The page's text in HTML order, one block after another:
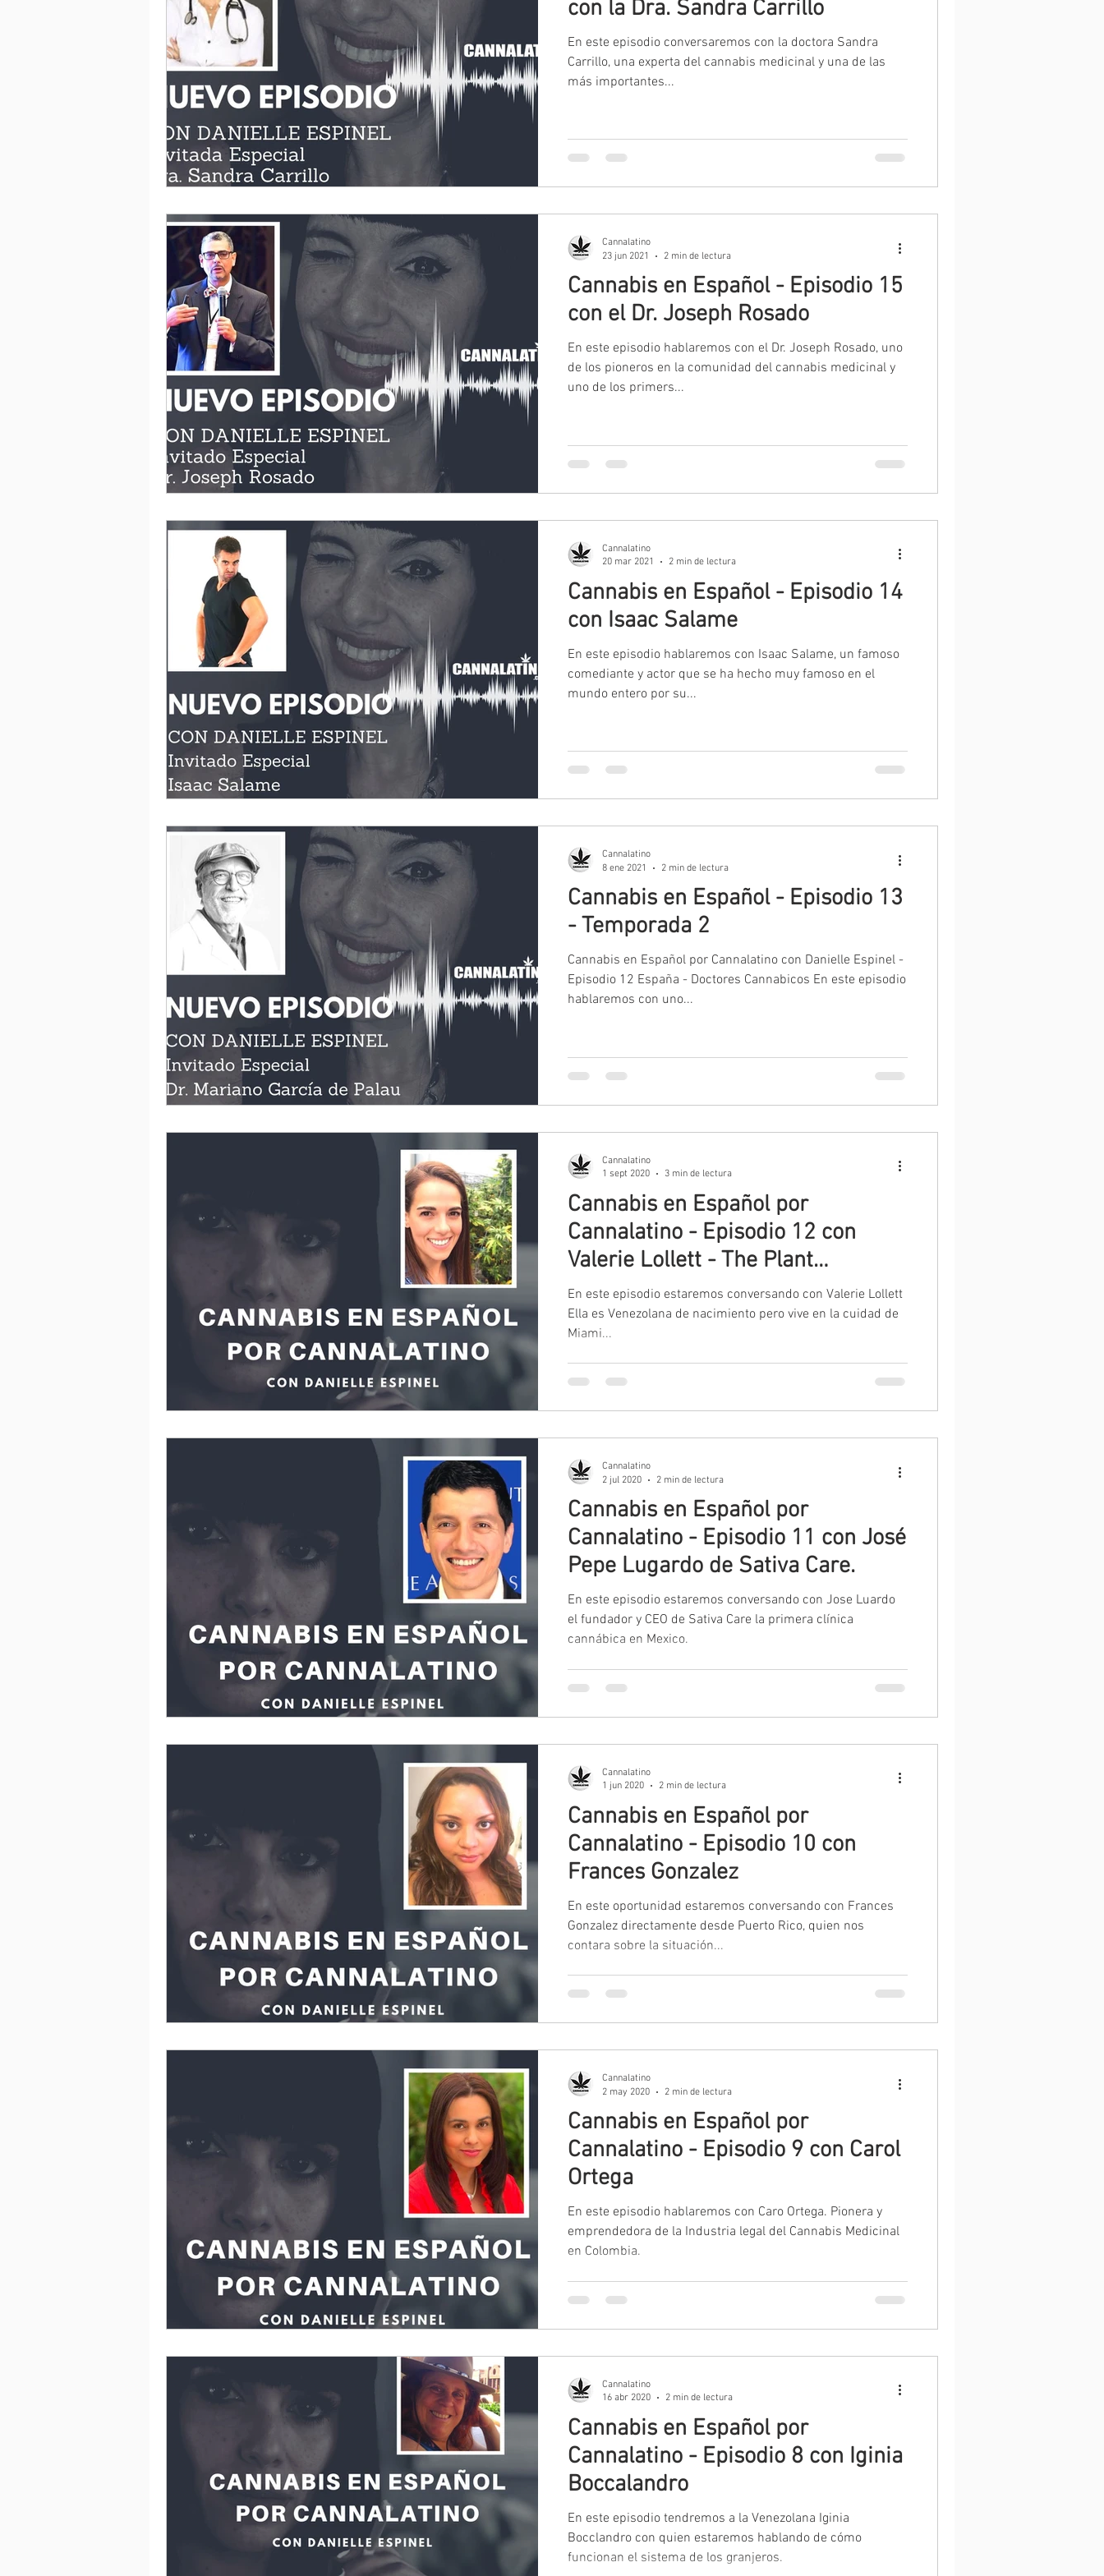
con la Dra. Sandra Carrillo
En este episodio conversaremos con la doctora Sandra
Carrillo, una experta del cannabis medicinal y una de las
más importantes...
Cannabis en Español - Episodio 15
con el Dr. Joseph Rosado
En este episodio hablaremos con el Dr. Joseph Rosado, uno
de los pioneros en la comunidad del cannabis medicinal y
uno de los primers...
Cannalatino
23 jun 2021
2 min de lectura
Cannabis en Español - Episodio 14
con Isaac Salame
En este episodio hablaremos con Isaac Salame, un famoso
comediante y actor que se ha hecho muy famoso en el
mundo entero por su...
Cannalatino
20 mar 2021
2 min de lectura
Cannabis en Español - Episodio 13
- Temporada 2
Cannabis en Español por Cannalatino con Danielle Espinel -
Episodio 12 España - Doctores Cannabicos En este episodio
hablaremos con uno...
Cannalatino
8 ene 2021
2 min de lectura
Cannabis en Español por
Cannalatino - Episodio 12 con
Valerie Lollett - The Plant
Department
En este episodio estaremos conversando con Valerie Lollett
Ella es Venezolana de nacimiento pero vive en la cuidad de
Miami...
Cannalatino
1 sept 2020
3 min de lectura
Cannabis en Español por
Cannalatino - Episodio 11 con José
Pepe Lugardo de Sativa Care.
En este episodio estaremos conversando con Jose Luardo
el fundador y CEO de Sativa Care la primera clínica
cannábica en Mexico.
Cannalatino
2 jul 2020
2 min de lectura
Cannabis en Español por
Cannalatino - Episodio 10 con
Frances Gonzalez
En este oportunidad estaremos conversando con Frances
Gonzalez directamente desde Puerto Rico, quien nos
contara sobre la situación...
Cannalatino
1 jun 2020
2 min de lectura
Cannabis en Español por
Cannalatino - Episodio 9 con Carol
Ortega
En este episodio hablaremos con Caro Ortega. Pionera y
emprendedora de la Industria legal del Cannabis Medicinal
en Colombia.
Cannalatino
2 may 2020
2 min de lectura
Cannabis en Español por
Cannalatino - Episodio 8 con Iginia
Boccalandro
En este episodio tendremos a la Venezolana Iginia
Bocclandro con quien estaremos hablando de cómo
funcionan el sistema de los granjeros.
Cannalatino
16 abr 2020
2 min de lectura